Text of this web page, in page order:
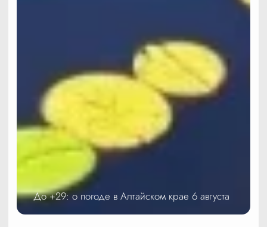
До +29: о погоде в Алтайском крае 6 августа